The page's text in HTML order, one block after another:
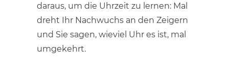
daraus, um die Uhrzeit zu lernen: Mal
dreht Ihr Nachwuchs an den Zeigern
und Sie sagen, wieviel Uhr es ist, mal
umgekehrt.